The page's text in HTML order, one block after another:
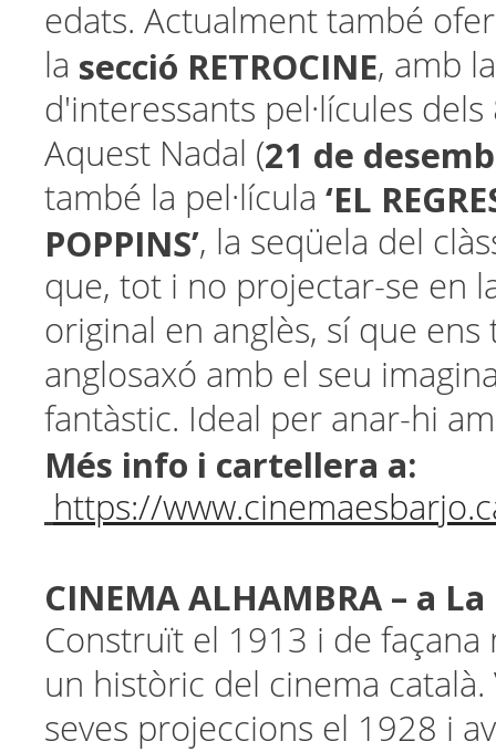
edats. Actualment també
la secció RETROCINE, amb
d'interessants pel·lícules
Aquest Nadal (21 de
també la pel·lícula ‘EL
POPPINS’, la seqüela del
que, tot i no projectar-se en
original en anglès, sí que
anglosaxó amb el seu
fantàstic. Ideal per anar-hi
Més info i cartellera a:
https://
CINEMA ALHAMBRA – a
Construït el 1913 i de façana
un històric del cinema català.
seves projeccions el 1928 i